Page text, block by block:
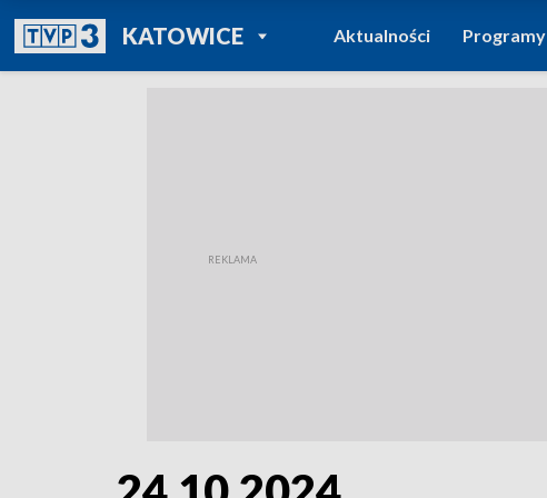
KATOWICEPOWRÓT DO
TVP REGIONY
Aktualności Programy